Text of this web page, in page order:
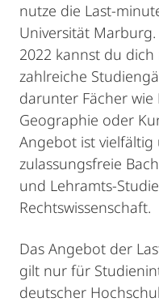
nutze die Last-
Universität
2022 kannst du
zahlreiche
darunter Fächer wie
Geographie oder
Angebot ist
zulassungsfreie
und Lehramts-
Rechtswissenschaft.
Das Angebot der
gilt nur für
deutscher